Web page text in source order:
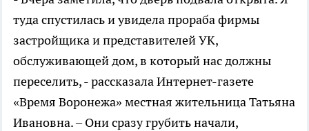
туда спустилась и увидела прораба фирмы
застройщика и представителей УК,
обслуживающей дом, в который нас должны
переселить, - рассказала Интернет-газете
«Время Воронежа» местная жительница Татьяна
Ивановна. – Они сразу грубить начали,